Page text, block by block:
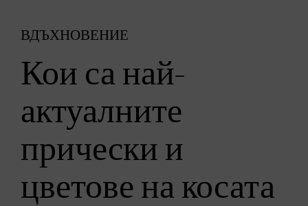
ВДЪХНОВЕНИЕ
Кои са най-
актуалните
прически и
цветове на косата